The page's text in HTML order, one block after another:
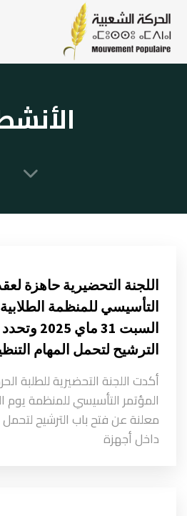
اللجنة التحضيرية حاهزة
التأسيسي للمنظمة
السبت 31
الترشيح لتحمل المهام
أكدت اللجنة التحضيرية للطلبة
معلنة عن فتح باب الترشيح لتحمل
داخل أجهزة